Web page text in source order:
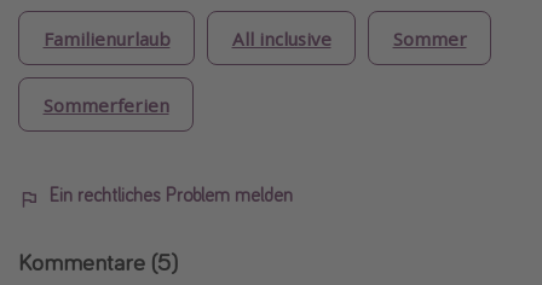
Familienurlaub All inclusive Sommer
Sommerferien
Ein rechtliches Problem melden
Kommentare (5)